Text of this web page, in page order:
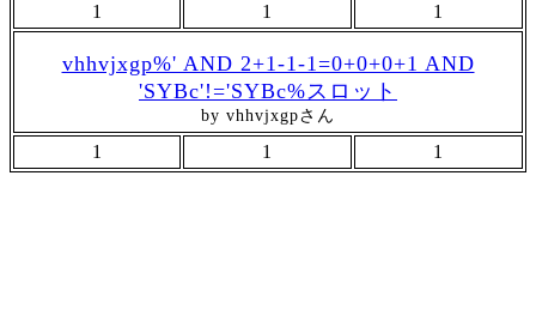
1 1 1
vhhvjxgp%' AND 2+1-1-1=0+0+0+1 AND
'SYBc'!='SYBc%スロット
by vhhvjxgpさん
1 1 1